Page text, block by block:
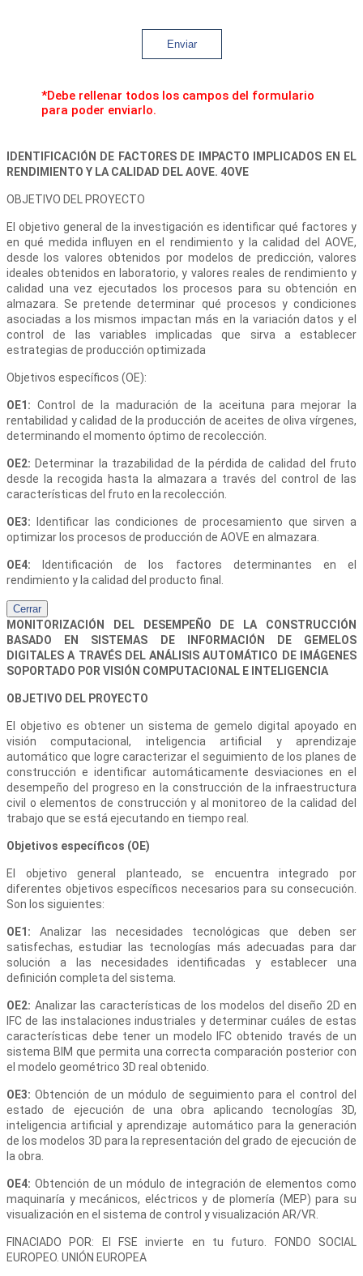
Enviar
*Debe rellenar todos los campos del formulario
para poder enviarlo.
IDENTIFICACIÓN DE FACTORES DE IMPACTO IMPLICADOS EN EL
RENDIMIENTO Y LA CALIDAD DEL AOVE. 4OVE
OBJETIVO DEL PROYECTO
El objetivo general de la investigación es identificar qué factores y
en qué medida influyen en el rendimiento y la calidad del AOVE,
desde los valores obtenidos por modelos de predicción, valores
ideales obtenidos en laboratorio, y valores reales de rendimiento y
calidad una vez ejecutados los procesos para su obtención en
almazara. Se pretende determinar qué procesos y condiciones
asociadas a los mismos impactan más en la variación datos y el
control de las variables implicadas que sirva a establecer
estrategias de producción optimizada
Objetivos específicos (OE):
OE1: Control de la maduración de la aceituna para mejorar la
rentabilidad y calidad de la producción de aceites de oliva vírgenes,
determinando el momento óptimo de recolección.
OE2: Determinar la trazabilidad de la pérdida de calidad del fruto
desde la recogida hasta la almazara a través del control de las
características del fruto en la recolección.
OE3:
Identificar las condiciones de procesamiento que sirven a
optimizar los procesos de producción de AOVE en almazara.
OE4:
Identificación de los factores determinantes en el
rendimiento y la calidad del producto final.
Cerrar
MONITORIZACIÓN DEL DESEMPEÑO DE LA CONSTRUCCIÓN
BASADO EN SISTEMAS DE INFORMACIÓN DE GEMELOS
DIGITALES A TRAVÉS DEL ANÁLISIS AUTOMÁTICO DE IMÁGENES
SOPORTADO POR VISIÓN COMPUTACIONAL E INTELIGENCIA
OBJETIVO DEL PROYECTO
El objetivo es obtener un sistema de gemelo digital apoyado en
visión computacional, inteligencia artificial y aprendizaje
automático que logre caracterizar el seguimiento de los planes de
construcción e identificar automáticamente desviaciones en el
desempeño del progreso en la construcción de la infraestructura
civil o elementos de construcción y al monitoreo de la calidad del
trabajo que se está ejecutando en tiempo real.
Objetivos específicos (OE)
El objetivo general planteado, se encuentra integrado por
diferentes objetivos específicos necesarios para su consecución.
Son los siguientes:
OE1: Analizar las necesidades tecnológicas que deben ser
satisfechas, estudiar las tecnologías más adecuadas para dar
solución a las necesidades identificadas y establecer una
definición completa del sistema.
OE2: Analizar las características de los modelos del diseño 2D en
IFC de las instalaciones industriales y determinar cuáles de estas
características debe tener un modelo IFC obtenido través de un
sistema BIM que permita una correcta comparación posterior con
el modelo geométrico 3D real obtenido.
OE3: Obtención de un módulo de seguimiento para el control del
estado de ejecución de una obra aplicando tecnologías 3D,
inteligencia artificial y aprendizaje automático para la generación
de los modelos 3D para la representación del grado de ejecución de
la obra.
OE4: Obtención de un módulo de integración de elementos como
maquinaría y mecánicos, eléctricos y de plomería (MEP) para su
visualización en el sistema de control y visualización AR/VR.
FINACIADO POR: El FSE invierte en tu futuro. FONDO SOCIAL
EUROPEO. UNIÓN EUROPEA